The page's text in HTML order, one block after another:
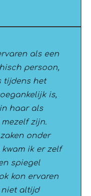
als een
persoon,
tijdens het
is,
haar als
zijn.
onder
kwam ik er zelf
spiegel
kon ervaren
niet altijd